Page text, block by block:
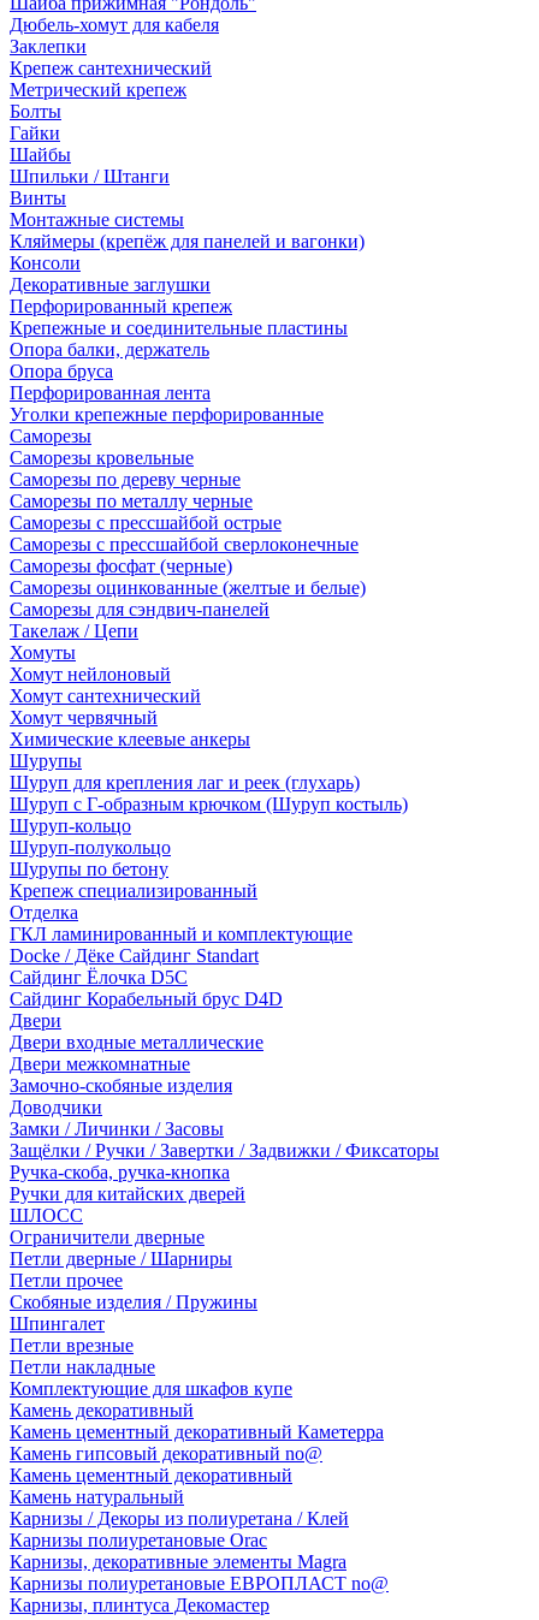
Дюбель-хомут для кабеля
Заклепки
Крепеж сантехнический
Метрический крепеж
Болты
Гайки
Шайбы
Шпильки / Штанги
Винты
Монтажные системы
Кляймеры (крепёж для панелей и вагонки)
Консоли
Декоративные заглушки
Перфорированный крепеж
Крепежные и соединительные пластины
Опора балки, держатель
Опора бруса
Перфорированная лента
Уголки крепежные перфорированные
Саморезы
Саморезы кровельные
Саморезы по дереву черные
Саморезы по металлу черные
Саморезы с прессшайбой острые
Саморезы с прессшайбой сверлоконечные
Саморезы фосфат (черные)
Саморезы оцинкованные (желтые и белые)
Саморезы для сэндвич-панелей
Такелаж / Цепи
Хомуты
Хомут нейлоновый
Хомут сантехнический
Хомут червячный
Химические клеевые анкеры
Шурупы
Шуруп для крепления лаг и реек (глухарь)
Шуруп с Г-образным крючком (Шуруп костыль)
Шуруп-кольцо
Шуруп-полукольцо
Шурупы по бетону
Крепеж специализированный
Отделка
ГКЛ ламинированный и комплектующие
Docke / Дёке Сайдинг Standart
Сайдинг Ёлочка D5C
Сайдинг Корабельный брус D4D
Двери
Двери входные металлические
Двери межкомнатные
Замочно-скобяные изделия
Доводчики
Замки / Личинки / Засовы
Защёлки / Ручки / Завертки / Задвижки / Фиксаторы
Ручка-скоба, ручка-кнопка
Ручки для китайских дверей
ШЛОСС
Ограничители дверные
Петли дверные / Шарниры
Петли прочее
Скобяные изделия / Пружины
Шпингалет
Петли врезные
Петли накладные
Комплектующие для шкафов купе
Камень декоративный
Камень цементный декоративный Каметерра
Камень гипсовый декоративный no@
Камень цементный декоративный
Камень натуральный
Карнизы / Декоры из полиуретана / Клей
Карнизы полиуретановые Orac
Карнизы, декоративные элементы Magra
Карнизы полиуретановые ЕВРОПЛАСТ no@
Карнизы, плинтуса Декомастер